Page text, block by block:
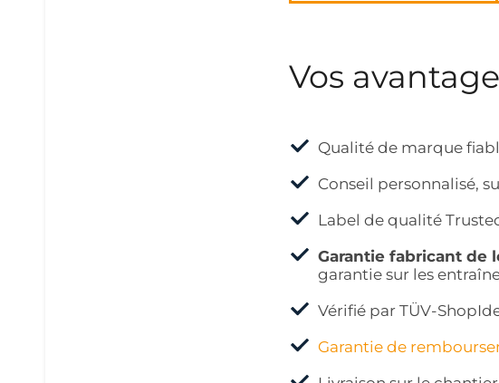
Vos
Qualité de marque
Conseil personnalisé,
Label de qualité
Garantie fabricant de
garantie sur les
Vérifié par TÜV-
Garantie de